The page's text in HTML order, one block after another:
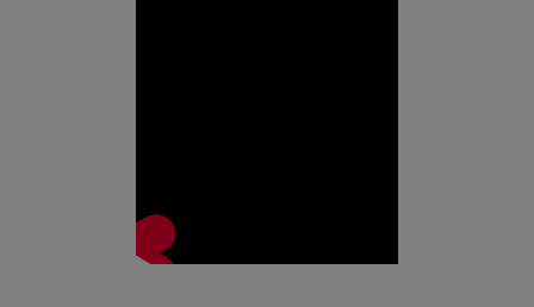
Bion Todos os modelos
Bluel Todos os modelos
Bluesky KF-2302GWE